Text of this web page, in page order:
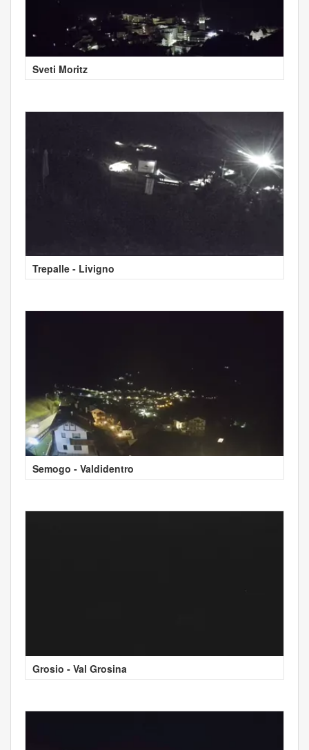
Sveti Moritz
Trepalle - Livigno
Semogo - Valdidentro
Grosio - Val Grosina